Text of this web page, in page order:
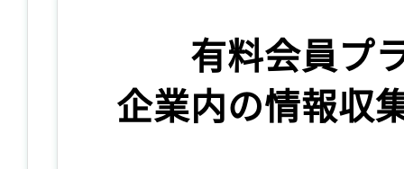
有料会員プ
企業内の情報収